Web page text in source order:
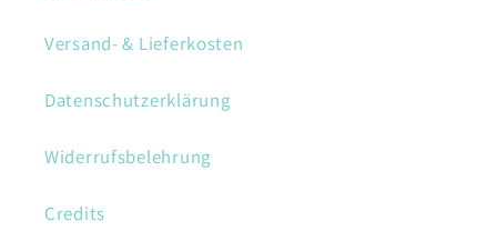
Versand- & Lieferkosten
Datenschutzerklärung
Widerrufsbelehrung
Credits